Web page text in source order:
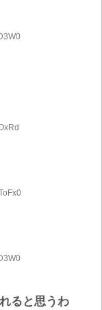
ると思うわ